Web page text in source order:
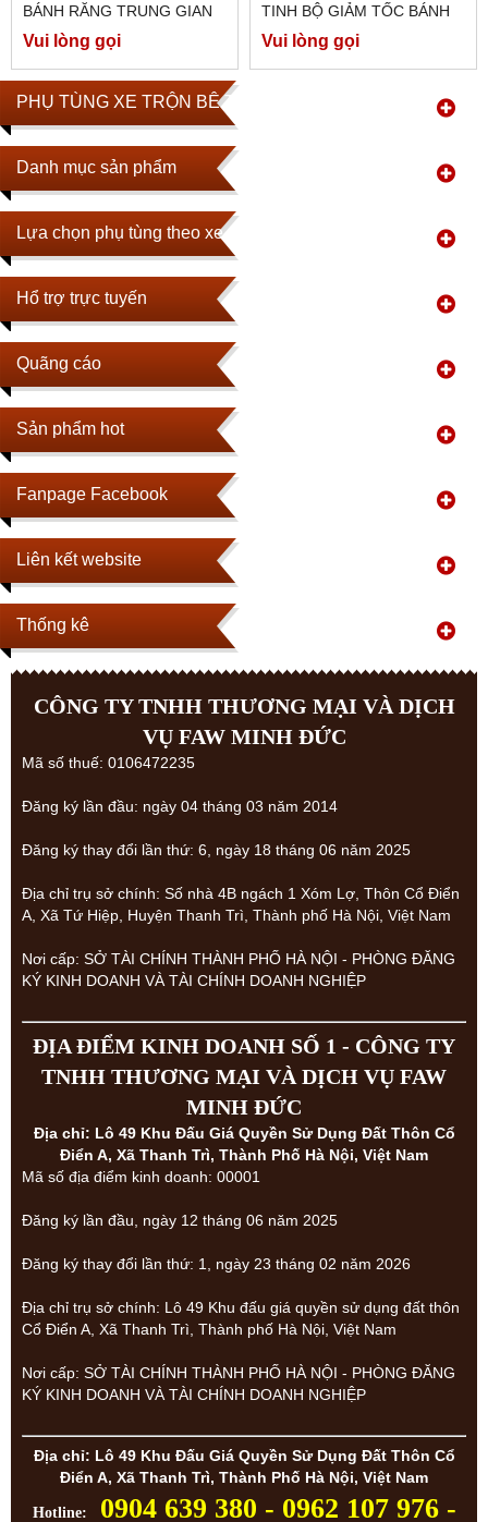
PHỤ TÙNG XE TRỘN BÊ TÔNG
Danh mục sản phẩm
Lựa chọn phụ tùng theo xe
Hổ trợ trực tuyến
Quãng cáo
Sản phẩm hot
Fanpage Facebook
Liên kết website
Thống kê
BÁNH RĂNG TRUNG GIAN
XE FAW ĐẦU KÉO, TẢI
THÙNG , XE BEN FAW J5, J6
Vui lòng gọi
TINH BỘ GIẢM TỐC BÁNH
XE DONGFENG HỒ BẮC
375 PS, 340 PS, 300 PS
Vui lòng gọi
CÔNG TY TNHH THƯƠNG MẠI VÀ DỊCH
VỤ FAW MINH ĐỨC
Mã số thuế: 0106472235
Đăng ký lần đầu: ngày 04 tháng 03 năm 2014
Đăng ký thay đổi lần thứ: 6, ngày 18 tháng 06 năm 2025
Địa chỉ trụ sở chính: Số nhà 4B ngách 1 Xóm Lợ, Thôn Cổ Điển
A, Xã Tứ Hiệp, Huyện Thanh Trì, Thành phố Hà Nội, Việt Nam
Nơi cấp: SỞ TÀI CHÍNH THÀNH PHỐ HÀ NỘI - PHÒNG ĐĂNG
KÝ KINH DOANH VÀ TÀI CHÍNH DOANH NGHIỆP
ĐỊA ĐIỂM KINH DOANH SỐ 1 - CÔNG TY
TNHH THƯƠNG MẠI VÀ DỊCH VỤ FAW
MINH ĐỨC
Địa chỉ: Lô 49 Khu Đấu Giá Quyền Sử Dụng Đất Thôn Cổ
Điển A, Xã Thanh Trì, Thành Phố Hà Nội, Việt Nam
Mã số địa điểm kinh doanh: 00001
Đăng ký lần đầu, ngày 12 tháng 06 năm 2025
Đăng ký thay đổi lần thứ: 1, ngày 23 tháng 02 năm 2026
Địa chỉ trụ sở chính: Lô 49 Khu đấu giá quyền sử dụng đất thôn
Cổ Điển A, Xã Thanh Trì, Thành phố Hà Nội, Việt Nam
Nơi cấp: SỞ TÀI CHÍNH THÀNH PHỐ HÀ NỘI - PHÒNG ĐĂNG
KÝ KINH DOANH VÀ TÀI CHÍNH DOANH NGHIỆP
Địa chỉ: Lô 49 Khu Đấu Giá Quyền Sử Dụng Đất Thôn Cổ
Điển A, Xã Thanh Trì, Thành Phố Hà Nội, Việt Nam
Hotline: 0904 639 380 - 0962 107 976 -